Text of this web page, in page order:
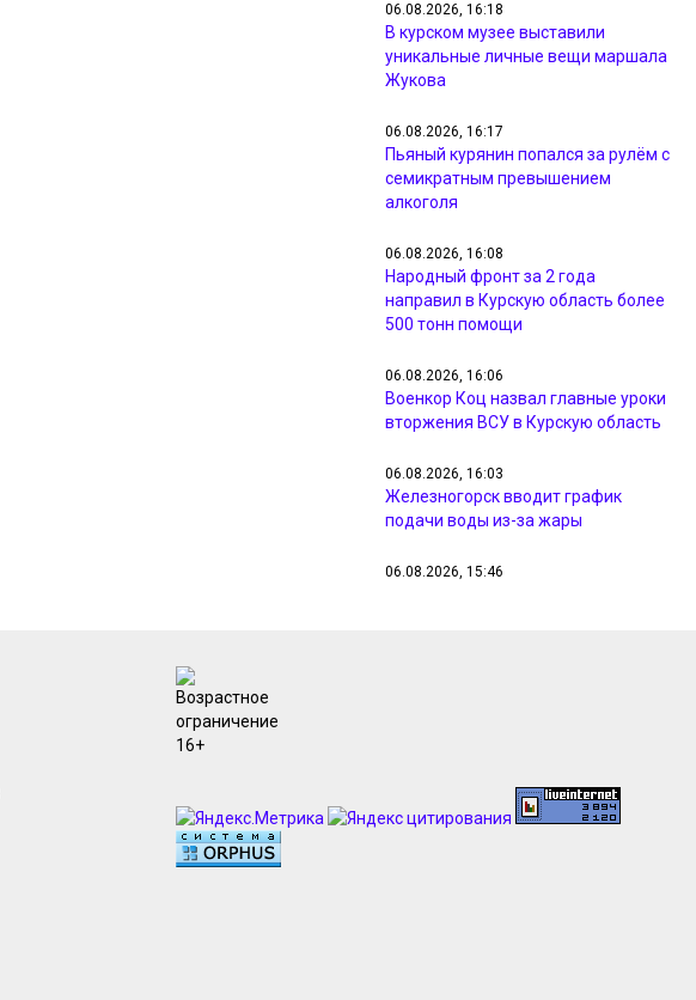
06.08.2026, 16:18
В курском музее выставили
уникальные личные вещи маршала
Жукова
06.08.2026, 16:17
Пьяный курянин попался за рулём с
семикратным превышением
алкоголя
06.08.2026, 16:08
Народный фронт за 2 года
направил в Курскую область более
500 тонн помощи
06.08.2026, 16:06
Военкор Коц назвал главные уроки
вторжения ВСУ в Курскую область
06.08.2026, 16:03
Железногорск вводит график
подачи воды из-за жары
06.08.2026, 15:46
В Курске полиция ищет
подозреваемого в магазинной